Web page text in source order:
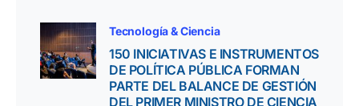
Tecnología & Ciencia
150 INICIATIVAS E INSTRUMENTOS
DE POLÍTICA PÚBLICA FORMAN
PARTE DEL BALANCE DE GESTIÓN
DEL PRIMER MINISTRO DE CIENCIA